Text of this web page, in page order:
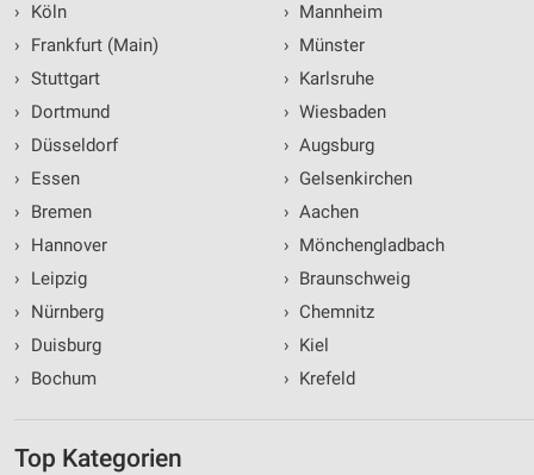
›
Köln
›
Frankfurt (Main)
› Stuttgart
›
Dortmund
›
Düsseldorf
›
Essen
›
Bremen
›
Hannover
›
Leipzig
›
Nürnberg
›
Duisburg
›
Bochum
› Mannheim
› Münster
› Karlsruhe
› Wiesbaden
› Augsburg
› Gelsenkirchen
› Aachen
› Mönchengladbach
› Braunschweig
› Chemnitz
› Kiel
› Krefeld
Top Kategorien